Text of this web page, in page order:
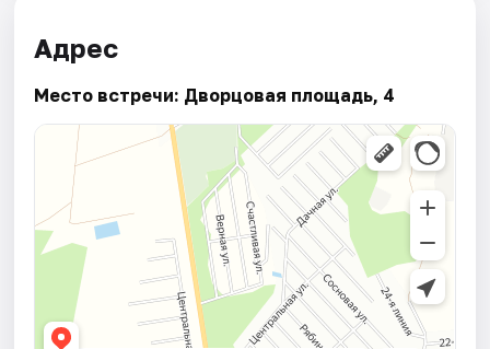
Адрес
Место встречи: Дворцовая площадь, 4